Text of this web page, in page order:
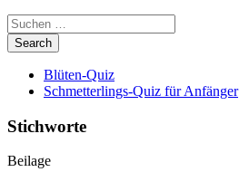
Blüten-Quiz
Schmetterlings-Quiz für Anfänger
Stichworte
Beilage